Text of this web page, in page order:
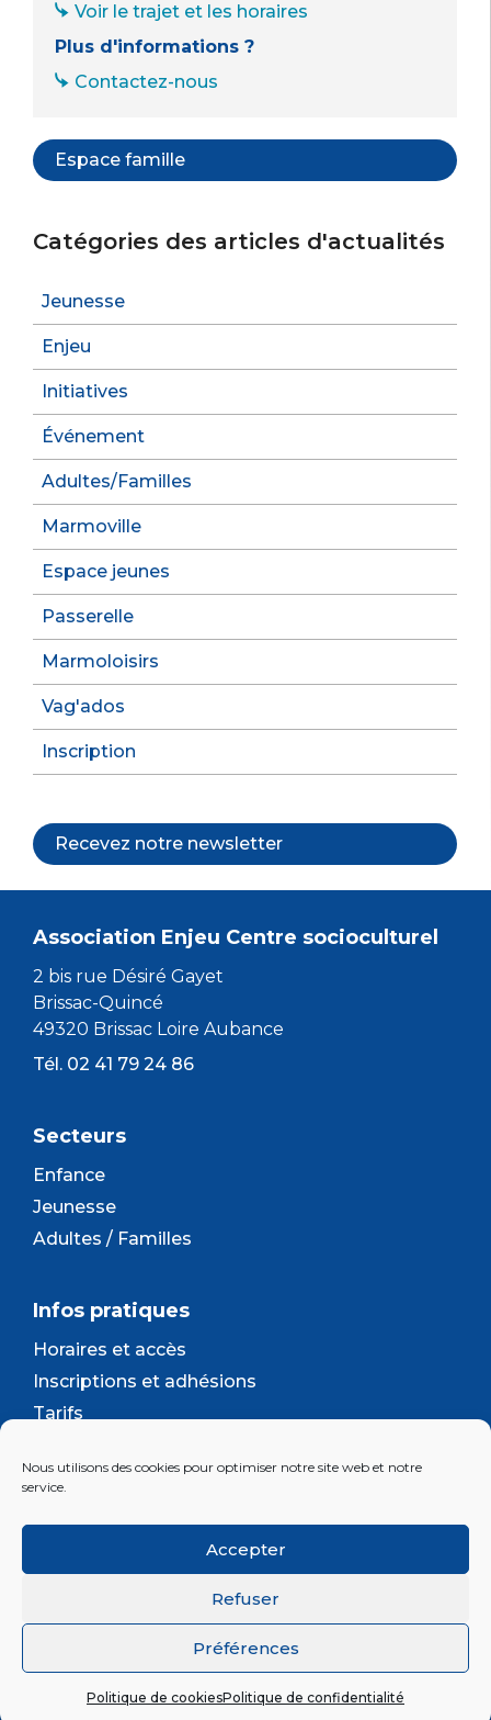
Nous utilisons des cookies pour optimiser notre site web et notre
service.
Accepter
Refuser
Préférences
Politique de cookiesPolitique de confidentialité
Voir le trajet et les horaires
Plus d'informations ?
Contactez-nous
Espace famille
Catégories des articles d'actualités
Jeunesse
Enjeu
Initiatives
Événement
Adultes/Familles
Marmoville
Espace jeunes
Passerelle
Marmoloisirs
Vag'ados
Inscription
Recevez notre newsletter
Association Enjeu Centre socioculturel
2 bis rue Désiré Gayet
Brissac-Quincé
49320 Brissac Loire Aubance
Tél. 02 41 79 24 86
Secteurs
Enfance
Jeunesse
Adultes / Familles
Infos pratiques
Horaires et accès
Inscriptions et adhésions
Tarifs
Contact
Lettre d’information
Inscrivez-vous à la newsletter d'Enjeu
© 2026 Association Enjeu |Plan du site|Mentions
légales |Confidentialité |Cookies